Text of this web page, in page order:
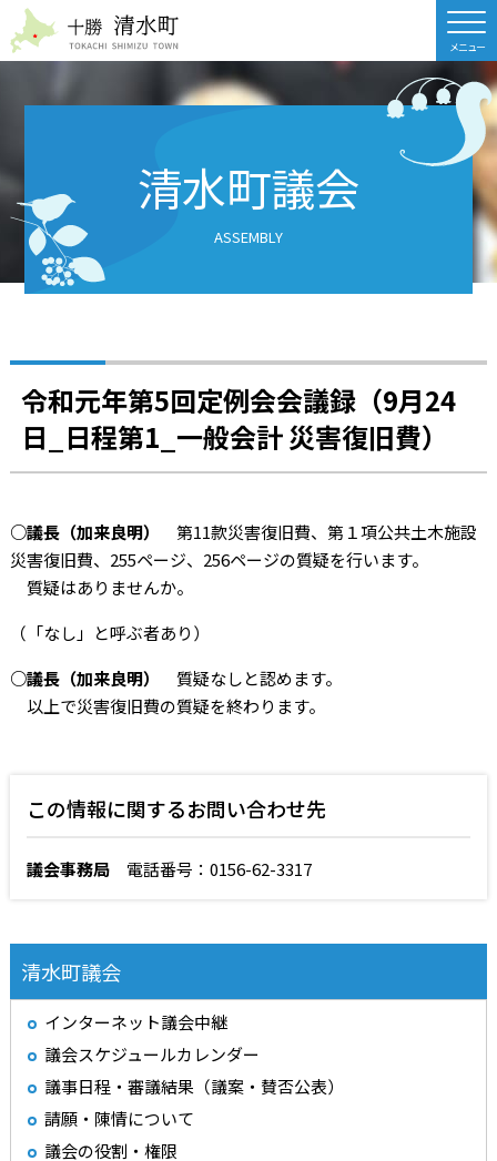
清水町議会
ASSEMBLY
清水町議会
インターネット議会中継
議会スケジュールカレンダー
議事日程・審議結果（議案・賛否公表）
請願・陳情について
議会の役割・権限
令和元年第5回定例会会議録（9月24
日_日程第1_一般会計 災害復旧費）
○議長（加来良明） 第11款災害復旧費、第１項公共土木施設
災害復旧費、255ページ、256ページの質疑を行います。
質疑はありませんか。
（「なし」と呼ぶ者あり）
○議長（加来良明）
質疑なしと認めます。
以上で災害復旧費の質疑を終わります。
この情報に関するお問い合わせ先
議会事務局電話番号：0156-62-3317